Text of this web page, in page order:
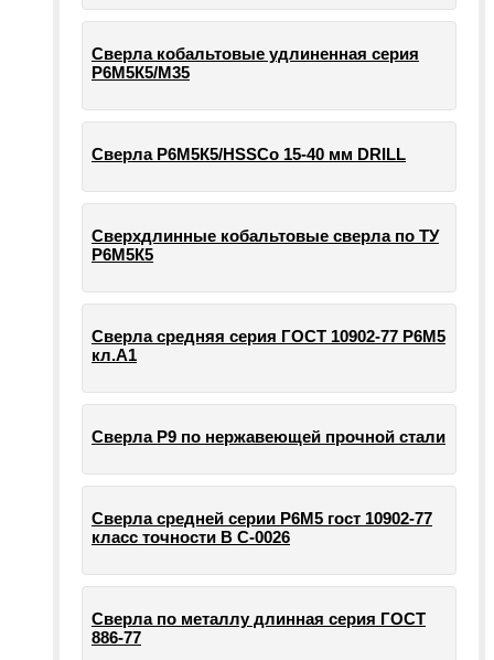
Сверла кобальтовые удлиненная серия
Р6М5К5/М35
Сверла Р6М5К5/HSSCo 15-40 мм DRILL
Сверхдлинные кобальтовые сверла по ТУ
Р6М5К5
Сверла средняя серия ГОСТ 10902-77 Р6М5
кл.А1
Сверла Р9 по нержавеющей прочной стали
Сверла средней серии Р6М5 гост 10902-77
класс точности В С-0026
Сверла по металлу длинная серия ГОСТ
886-77